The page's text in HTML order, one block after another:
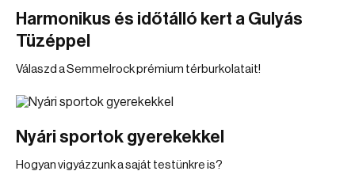
Harmonikus és időtálló kert a Gulyás
Tüzéppel
Válaszd a Semmelrock prémium térburkolatait!
Nyári sportok gyerekekkel
Hogyan vigyázzunk a saját testünkre is?